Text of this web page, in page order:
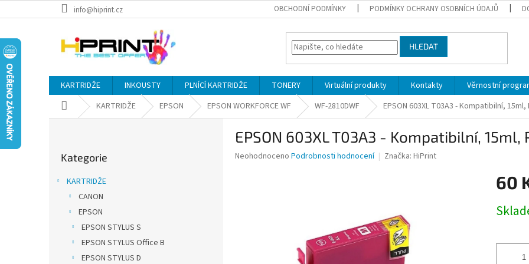
na
info@hiprint.cz OBCHODNÍ PODMÍNKY PODMÍNKY OCHRANY OSOBNÍCH ÚDAJŮ
HLEDAT
KARTRIDŽE INKOUSTY PLNÍCÍ KARTRIDŽE TONERY Virtuální produkty Kontakty Věrnostní
Domů KARTRIDŽE EPSON EPSON WORKFORCE WF WF-2810DWF EPSON 603XL T03A3 - Kompatibilní,
kategorie
Kategorie
KARTRIDŽE
CANON
EPSON
EPSON STYLUS S
EPSON STYLUS Office B
EPSON STYLUS D
EPSON 603XL T03A3 - Kompatibilní, 15ml,
Průměrné
Neohodnoceno Podrobnosti hodnocení Značka: HiPrint
60
cena: